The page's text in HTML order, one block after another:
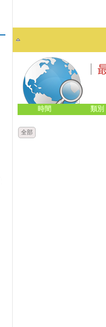
時間 類別
全部